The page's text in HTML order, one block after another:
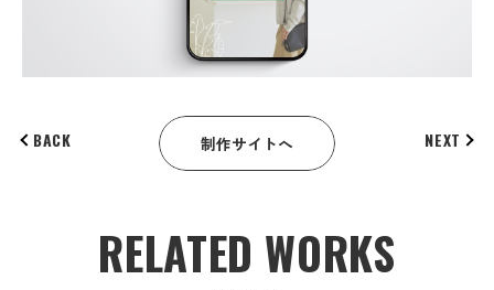
BACK 制作サイトへ NEXT
RELATED WORKS